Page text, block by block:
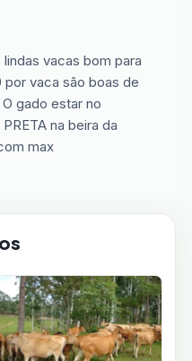
vacas bom para
vaca são boas de
gado estar no
na beira da
max